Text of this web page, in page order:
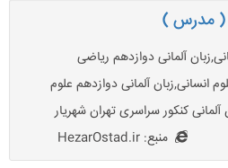
( مدرس )
آلمانی دوازدهم ریاضی
انسانی,زبان آلمانی دوازدهم علوم
کنکور سراسری تهران شهریار
منبع: HezarOstad.ir